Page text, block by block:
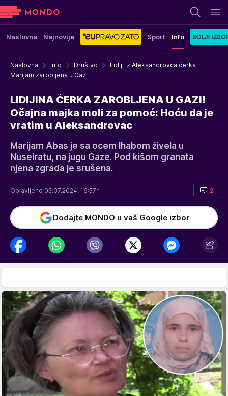
Naslovna Najnovije Sport Info
Naslovna Info Društvo
Lidiji iz Aleksandrovca ćerka
Marijam zarobljena u Gazi
LIDIJINA ĆERKA ZAROBLJENA U GAZI!
Očajna majka moli za pomoć: Hoću da je
vratim u Aleksandrovac
Marijam Abas je sa ocem Ihabom živela u
Nuseiratu, na jugu Gaze. Pod kišom granata
njena zgrada je srušena.
Objavljeno 05.07.2024. 16:57h 2
Dodajte MONDO u vaš Google izbor